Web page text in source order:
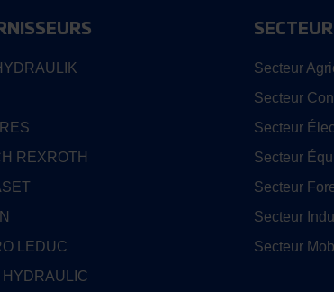
REXROTH
LEDUC
HYDRAULIC
Secteur
Secteur
Secteur
Secteur
Secteur
Secteur
Secteur